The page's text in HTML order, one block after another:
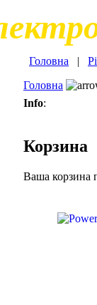
Головна |
Головна
Info:
Корзина
Ваша корзина